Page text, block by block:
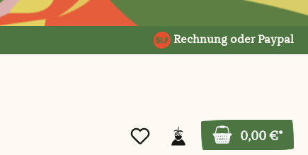
Rechnung oder Paypal
0,00 €*